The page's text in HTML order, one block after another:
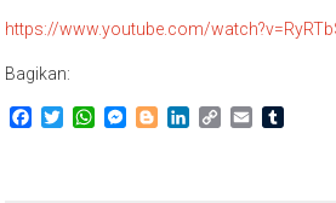
https://www.youtube.com/
Bagikan:
Facebook
TwitterWhatsApp
Messenger
BloggerLinkedIn
CopyEmail